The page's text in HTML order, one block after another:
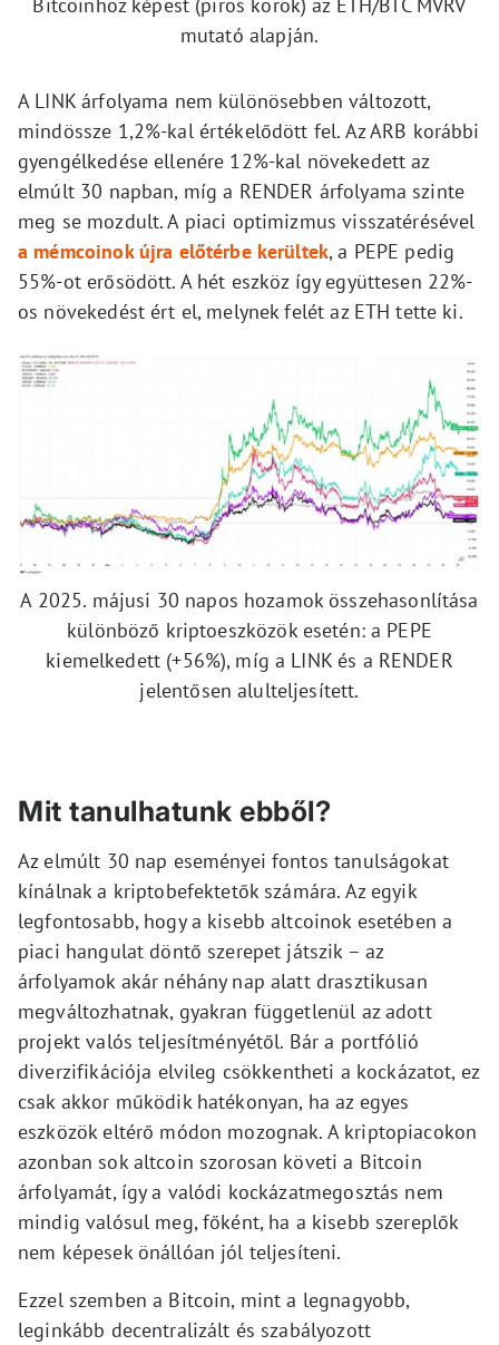
mutató alapján.
A LINK árfolyama nem különösebben változott,
mindössze 1,2%-kal értékelődött fel. Az ARB korábbi
gyengélkedése ellenére 12%-kal növekedett az
elmúlt 30 napban, míg a RENDER árfolyama szinte
meg se mozdult. A piaci optimizmus visszatérésével
a mémcoinok újra előtérbe kerültek, a PEPE pedig
55%-ot erősödött. A hét eszköz így együttesen 22%-
os növekedést ért el, melynek felét az ETH tette ki.
A 2025. májusi 30 napos hozamok összehasonlítása
különböző kriptoeszközök esetén: a PEPE
kiemelkedett (+56%), míg a LINK és a RENDER
jelentősen alulteljesített.
Mit tanulhatunk ebből?
Az elmúlt 30 nap eseményei fontos tanulságokat
kínálnak a kriptobefektetők számára. Az egyik
legfontosabb, hogy a kisebb altcoinok esetében a
piaci hangulat döntő szerepet játszik – az
árfolyamok akár néhány nap alatt drasztikusan
megváltozhatnak, gyakran függetlenül az adott
projekt valós teljesítményétől. Bár a portfólió
diverzifikációja elvileg csökkentheti a kockázatot, ez
csak akkor működik hatékonyan, ha az egyes
eszközök eltérő módon mozognak. A kriptopiacokon
azonban sok altcoin szorosan követi a Bitcoin
árfolyamát, így a valódi kockázatmegosztás nem
mindig valósul meg, főként, ha a kisebb szereplők
nem képesek önállóan jól teljesíteni.
Ezzel szemben a Bitcoin, mint a legnagyobb,
leginkább decentralizált és szabályozott